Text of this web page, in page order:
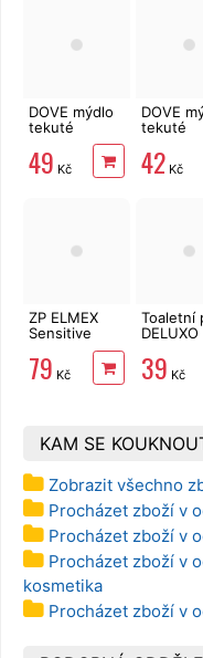
DOVE mýdlo
tekuté
Care&Protect
250 ml
49 Kč
DOVE
tekuté
Silk náplň
500 ml
42 Kč
ZP ELMEX
Sensitive
Whitening 75
ml
79 Kč
Toaletní
DELUXO
2vrstvý
158 m
39 Kč
KAM SE
Zobrazit všechno
Procházet zboží v
Procházet zboží v
Procházet zboží v
kosmetika
Procházet zboží v